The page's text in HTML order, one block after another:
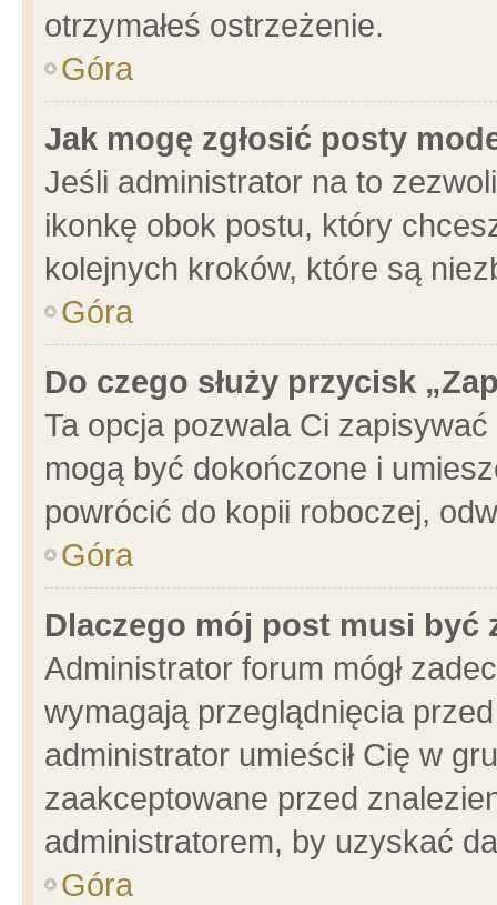
otrzymałeś ostrzeżenie.
Góra
Jak mogę zgłosić posty
Jeśli administrator na to
ikonkę obok postu, który
kolejnych kroków, które są
Góra
Do czego służy przycisk
Ta opcja pozwala Ci
mogą być dokończone i
powrócić do kopii roboczej,
Góra
Dlaczego mój post musi być
Administrator forum mógł
wymagają przeglądnięcia
administrator umieścił Cię w
zaakceptowane przed
administratorem, by uzyskać
Góra